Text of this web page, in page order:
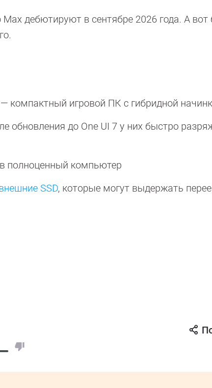
дебютируют в сентябре 2026 года. А
— компактный игровой ПК с гибридной
обновления до One UI 7 у них быстро
полноценный компьютер
SSD, которые могут выдержать